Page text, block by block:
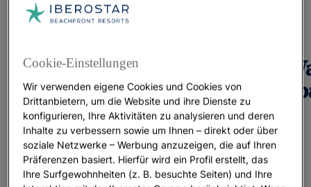
Hotels mit
in
Cookie-Einstellungen
Wir verwenden eigene Cookies und Cookies von
Drittanbietern, um die Website und ihre Dienste zu
konfigurieren, Ihre Aktivitäten zu analysieren und deren
Inhalte zu verbessern sowie um Ihnen – direkt oder über
soziale Netzwerke – Werbung anzuzeigen, die auf Ihren
Präferenzen basiert. Hierfür wird ein Profil erstellt, das
Ihre Surfgewohnheiten (z. B. besuchte Seiten) und Ihre